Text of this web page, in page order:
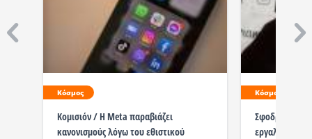
Κόσμος
Κομισιόν / Η Meta παραβιάζει
κανονισμούς λόγω του εθιστικού
Κόσμος
Σφοδρές
εργαλείο